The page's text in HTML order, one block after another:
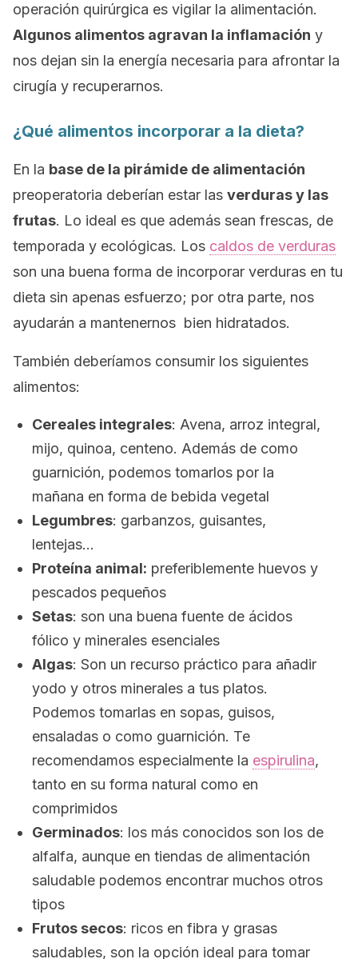
operación quirúrgica es vigilar la alimentación.
Algunos alimentos agravan la inflamación y
nos dejan sin la energía necesaria para afrontar la
cirugía y recuperarnos.
¿Qué alimentos incorporar a la dieta?
En la base de la pirámide de alimentación
preoperatoria deberían estar las verduras y las
frutas. Lo ideal es que además sean frescas, de
temporada y ecológicas. Los caldos de verduras
son una buena forma de incorporar verduras en tu
dieta sin apenas esfuerzo; por otra parte, nos
ayudarán a mantenernos bien hidratados.
También deberíamos consumir los siguientes
alimentos:
Cereales integrales: Avena, arroz integral,
mijo, quinoa, centeno. Además de como
guarnición, podemos tomarlos por la
mañana en forma de bebida vegetal
Legumbres: garbanzos, guisantes,
lentejas…
Proteína animal: preferiblemente huevos y
pescados pequeños
Setas: son una buena fuente de ácidos
fólico y minerales esenciales
Algas: Son un recurso práctico para añadir
yodo y otros minerales a tus platos.
Podemos tomarlas en sopas, guisos,
ensaladas o como guarnición. Te
recomendamos especialmente la espirulina,
tanto en su forma natural como en
comprimidos
Germinados: los más conocidos son los de
alfalfa, aunque en tiendas de alimentación
saludable podemos encontrar muchos otros
tipos
Frutos secos: ricos en fibra y grasas
saludables, son la opción ideal para tomar